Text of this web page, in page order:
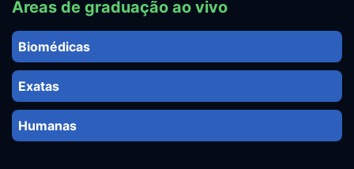
Áreas de graduação ao vivo
Biomédicas
Exatas
Humanas